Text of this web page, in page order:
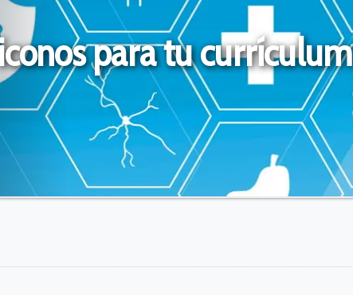
para tu currículum